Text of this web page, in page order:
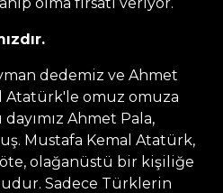
dedemiz ve Ahmet
Atatürk'le omuz omuza
Ahmet Pala,
Mustafa Kemal Atatürk,
olağanüstü bir kişiliğe
Sadece Türklerin